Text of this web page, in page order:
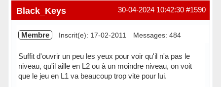
Hors ligne #1590
30-04-2024 10:42:30
Black_Keys
Membre Inscrit(e): 17-02-2011 Messages: 484
Suffit d'ouvrir un peu les yeux pour voir qu'il n'a pas le
niveau, qu'il aille en L2 ou à un moindre niveau, on voit
que le jeu en L1 va beaucoup trop vite pour lui.